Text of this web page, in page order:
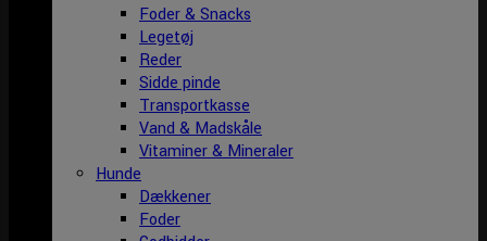
Foder & Snacks
Legetøj
Reder
Sidde pinde
Transportkasse
Vand & Madskåle
Vitaminer & Mineraler
Hunde
Dækkener
Foder